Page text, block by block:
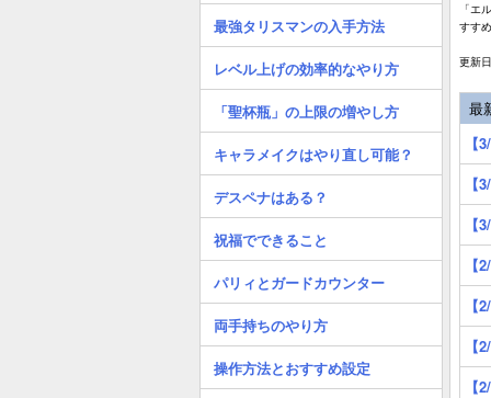
「エ
すす
更新
最
【
【
【
【
【
【
【
最強タリスマンの入手方法
レベル上げの効率的なやり方
「聖杯瓶」の上限の増やし方
キャラメイクはやり直し可能？
デスペナはある？
祝福でできること
パリィとガードカウンター
両手持ちのやり方
操作方法とおすすめ設定